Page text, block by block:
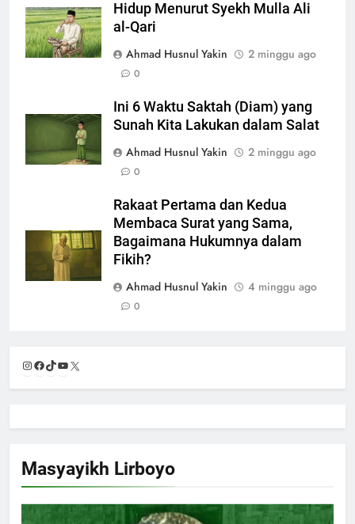
Hidup Menurut Syekh Mulla Ali
al-Qari
Ahmad Husnul Yakin
2 minggu ago
0
Ini 6 Waktu Saktah (Diam) yang
Sunah Kita Lakukan dalam Salat
Ahmad Husnul Yakin
2 minggu ago
0
Rakaat Pertama dan Kedua
Membaca Surat yang Sama,
Bagaimana Hukumnya dalam
Fikih?
Ahmad Husnul Yakin
4 minggu ago
0
Instagram
Facebook
TikTok
YouTube
Masyayikh Lirboyo